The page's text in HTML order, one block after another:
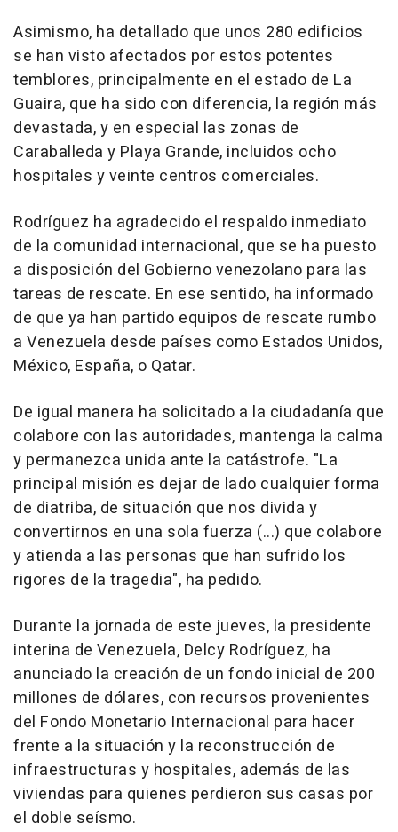
Asimismo, ha detallado que unos 280 edificios
se han visto afectados por estos potentes
temblores, principalmente en el estado de La
Guaira, que ha sido con diferencia, la región más
devastada, y en especial las zonas de
Caraballeda y Playa Grande, incluidos ocho
hospitales y veinte centros comerciales.
Rodríguez ha agradecido el respaldo inmediato
de la comunidad internacional, que se ha puesto
a disposición del Gobierno venezolano para las
tareas de rescate. En ese sentido, ha informado
de que ya han partido equipos de rescate rumbo
a Venezuela desde países como Estados Unidos,
México, España, o Qatar.
De igual manera ha solicitado a la ciudadanía que
colabore con las autoridades, mantenga la calma
y permanezca unida ante la catástrofe. "La
principal misión es dejar de lado cualquier forma
de diatriba, de situación que nos divida y
convertirnos en una sola fuerza (...) que colabore
y atienda a las personas que han sufrido los
rigores de la tragedia", ha pedido.
Durante la jornada de este jueves, la presidente
interina de Venezuela, Delcy Rodríguez, ha
anunciado la creación de un fondo inicial de 200
millones de dólares, con recursos provenientes
del Fondo Monetario Internacional para hacer
frente a la situación y la reconstrucción de
infraestructuras y hospitales, además de las
viviendas para quienes perdieron sus casas por
el doble seísmo.